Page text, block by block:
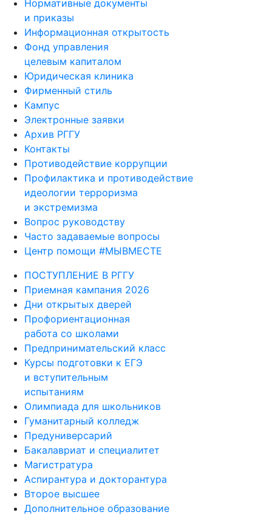
Нормативные документы
и приказы
Информационная открытость
Фонд управления
целевым капиталом
Юридическая клиника
Фирменный стиль
Кампус
Электронные заявки
Архив РГГУ
Контакты
Противодействие коррупции
Профилактика и противодействие
идеологии терроризма
и экстремизма
Вопрос руководству
Часто задаваемые вопросы
Центр помощи #МЫВМЕСТЕ
ПОСТУПЛЕНИЕ В РГГУ
Приемная кампания 2026
Дни открытых дверей
Профориентационная
работа со школами
Предпринимательский класс
Курсы подготовки к ЕГЭ
и вступительным
испытаниям
Олимпиада для школьников
Гуманитарный колледж
Предуниверсарий
Бакалавриат и специалитет
Магистратура
Аспирантура и докторантура
Второе высшее
Дополнительное образование